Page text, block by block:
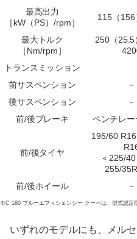
最高出力
［kW（PS）/rpm］
115（
最大トルク
［Nm/rpm］
250（25.5
トランスミッション
前サスペンション
－
後サスペンション
－
前/後ブレーキ
ベンチレ
前/後タイヤ
195/60
＜225/
255/
前/後ホイール －
※C 180 ブルーエフィシェンシー クーペは、型式認定
いずれのモデルにも、メル